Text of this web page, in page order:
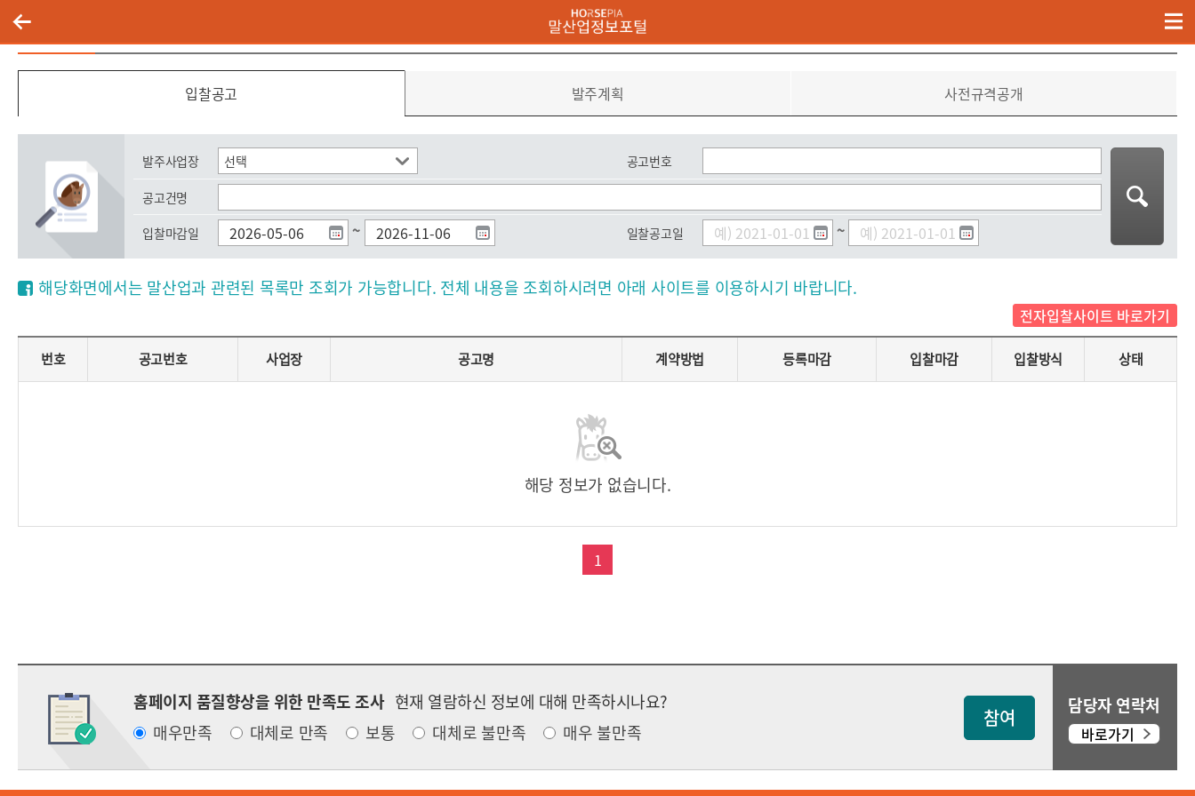
입찰공고
입찰공고 발주계획 사전규격공개
발주사업장 공고번호
공고건명
입찰마감일
~ 일찰공고일 ~
해당화면에서는 말산업과 관련된 목록만 조회가 가능합니다. 전체 내용을 조회하시려면 아래 사이트를 이용하시기 바랍니다.
전자입찰사이트 바로가기
입찰안내 리스트 0
번호 공고번호 사업장 공고명 계약방법 등록마감 입찰마감 입찰방식 상태
해당 정보가 없습니다.
1
홈페이지 품질향상을 위한 만족도 조사 현재 열람하신 정보에 대해 만족하시나요?
매우만족
대체로 만족 보통 대체로 불만족 매우 불만족
참여 담당자 연락처
바로가기